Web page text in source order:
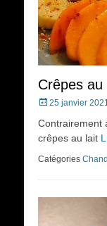
Crêpes
Posted
25 janvier
Contrairement
crêpes au lait
Catégories